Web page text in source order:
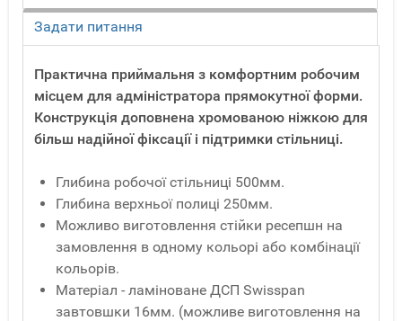
Задати питання
Практична приймальня з комфортним робочим
місцем для адміністратора прямокутної форми.
Конструкція доповнена хромованою ніжкою для
більш надійної фіксації і підтримки стільниці.
Глибина робочої стільниці 500мм.
Глибина верхньої полиці 250мм.
Можливо виготовлення стійки ресепшн на
замовлення в одному кольорі або комбінації
кольорів.
Матеріал - ламіноване ДСП Swisspan
завтовшки 16мм. (можливе виготовлення на